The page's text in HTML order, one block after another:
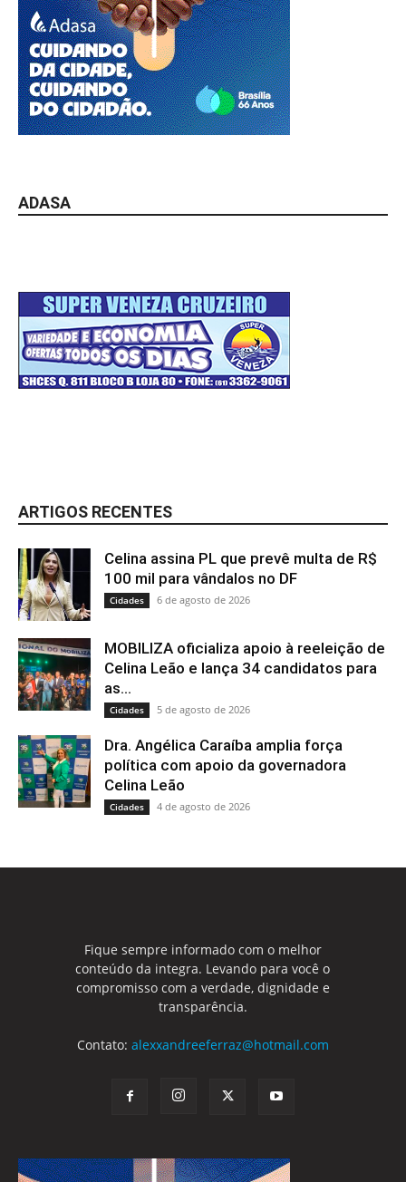
ADASA
ARTIGOS RECENTES
Celina assina PL que prevê multa de R$
100 mil para vândalos no DF
Cidades 6 de agosto de 2026
MOBILIZA oficializa apoio à reeleição de
Celina Leão e lança 34 candidatos para
as...
Cidades 5 de agosto de 2026
Dra. Angélica Caraíba amplia força
política com apoio da governadora
Celina Leão
Cidades 4 de agosto de 2026
Fique sempre informado com o melhor
conteúdo da integra. Levando para você o
compromisso com a verdade, dignidade e
transparência.
Contato: alexxandreeferraz@hotmail.com